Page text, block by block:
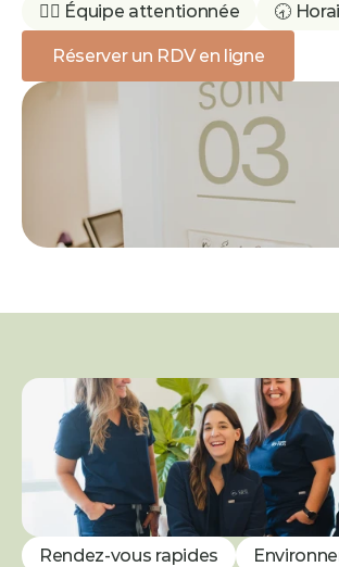
👩‍⚕️ Équipe attentionnée
🕣
Réserver un RDV en ligne
Rendez-vous rapides